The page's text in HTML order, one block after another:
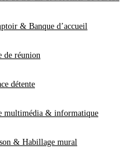
& Banque d’accueil
de réunion
détente
multimédia & informatique
& Habillage mural